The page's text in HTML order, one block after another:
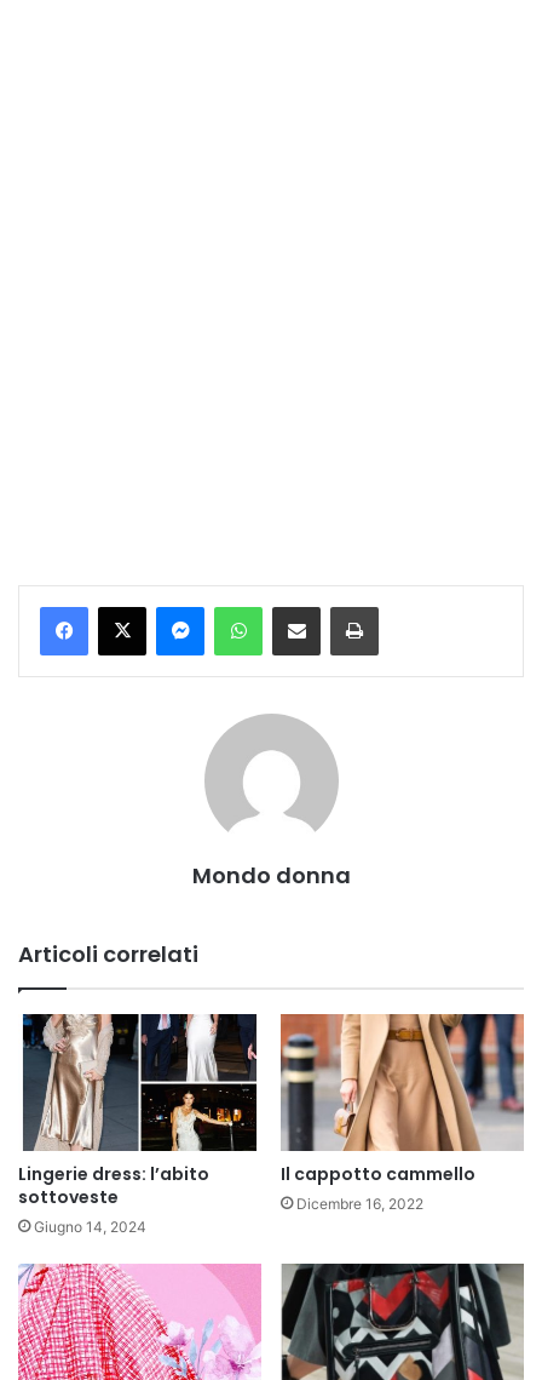
MessengerWhatsAppCondividi per email Stampa
Mondo donna
Articoli correlati
Lingerie dress: l’abito
sottoveste
Giugno 14, 2024
Il cappotto cammello
Dicembre 16, 2022